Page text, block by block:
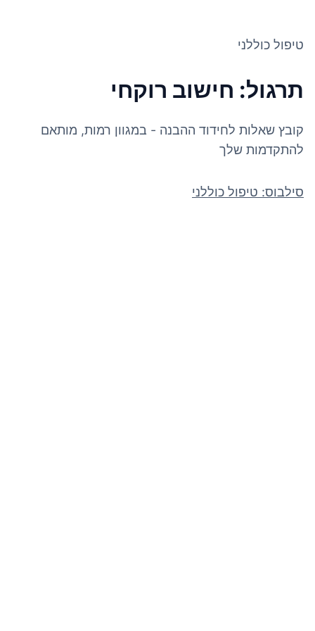
טיפול כוללני
תרגול: חישוב רוקחי
קובץ שאלות לחידוד ההבנה - במגוון רמות, מותאם
להתקדמות שלך
סילבוס: טיפול כוללני